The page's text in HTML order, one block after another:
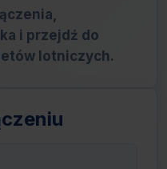
i przejdź do
lotniczych.